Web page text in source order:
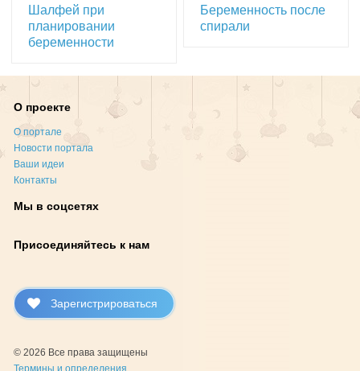
Шалфей при
планировании
беременности
Беременность после
спирали
О проекте
О портале
Новости портала
Ваши идеи
Контакты
Мы в соцсетях
Присоединяйтесь к нам
Зарегистрироваться
© 2026 Все права защищены
Термины и определения